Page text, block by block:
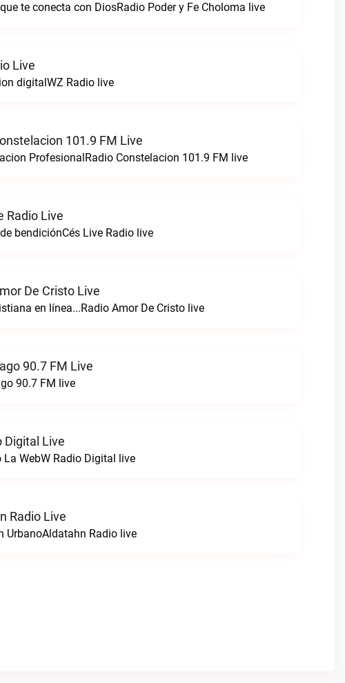
te conecta con DiosRadio Poder y Fe Choloma live
Live
digitalWZ Radio live
101.9 FM Live
ProfesionalRadio Constelacion 101.9 FM live
Radio Live
bendiciónCés Live Radio live
De Cristo Live
en línea...Radio Amor De Cristo live
90.7 FM Live
90.7 FM live
Digital Live
La WebW Radio Digital live
Radio Live
UrbanoAldatahn Radio live